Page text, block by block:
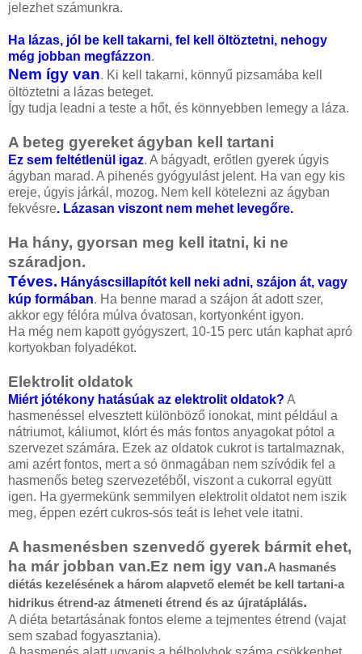
jelezhet számunkra.
Ha lázas, jól be kell takarni, fel kell öltöztetni, nehogy
még jobban megfázzon.
Nem így van. Ki kell takarni, könnyű pizsamába kell
öltöztetni a lázas beteget.
Így tudja leadni a teste a hőt, és könnyebben lemegy a láza.
A beteg gyereket ágyban kell tartani
Ez sem feltétlenül igaz. A bágyadt, erőtlen gyerek úgyis
ágyban marad. A pihenés gyógyulást jelent. Ha van egy kis
ereje, úgyis járkál, mozog. Nem kell kötelezni az ágyban
fekvésre. Lázasan viszont nem mehet levegőre.
Ha hány, gyorsan meg kell itatni, ki ne
száradjon.
Téves. Hányáscsillapítót kell neki adni, szájon át, vagy
kúp formában. Ha benne marad a szájon át adott szer,
akkor egy félóra múlva óvatosan, kortyonként igyon.
Ha még nem kapott gyógyszert, 10-15 perc után kaphat apró
kortyokban folyadékot.
Elektrolit oldatok
Miért jótékony hatásúak az elektrolit oldatok? A
hasmenéssel elvesztett különböző ionokat, mint például a
nátriumot, káliumot, klórt és más fontos anyagokat pótol a
szervezet számára. Ezek az oldatok cukrot is tartalmaznak,
ami azért fontos, mert a só önmagában nem szívódik fel a
hasmenős beteg szervezetéből, viszont a cukorral együtt
igen. Ha gyermekünk semmilyen elektrolit oldatot nem iszik
meg, éppen ezért cukros-sós teát is lehet vele itatni.
A hasmenésben szenvedő gyerek bármit ehet,
ha már jobban van.Ez nem igy van.A hasmanés
diétás kezelésének a három alapvető elemét be kell tartani-a
hidrikus étrend-az átmeneti étrend és az újratáplálás.
A diéta betartásának fontos eleme a tejmentes étrend (vajat
sem szabad fogyasztania).